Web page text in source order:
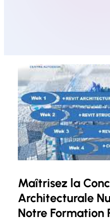
Maîtrisez la
Architecturale
Notre Formation